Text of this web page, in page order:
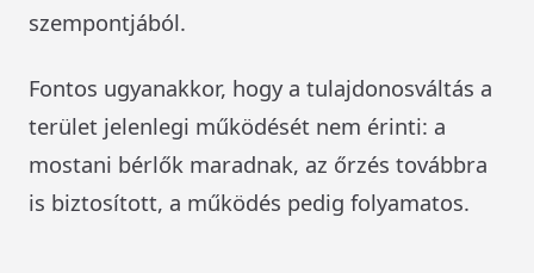
szempontjából.
Fontos ugyanakkor, hogy a tulajdonosváltás a
terület jelenlegi működését nem érinti: a
mostani bérlők maradnak, az őrzés továbbra
is biztosított, a működés pedig folyamatos.